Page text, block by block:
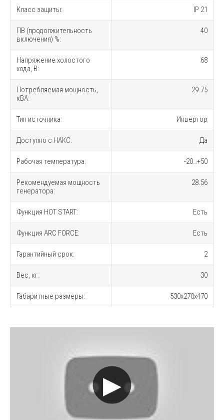
Класс защиты: IP 21
ПВ (продолжительность
включения) %:
40
Напряжение холостого
хода, В:
68
Потребляемая мощность,
кВА:
29.75
Тип источника: Инвертор
Доступно с НАКС: Да
Рабочая температура: -20…+50
Рекомендуемая мощность
генератора:
28.56
Функция HOT START: Есть
Функция ARC FORCE: Есть
Гарантийный срок: 2
Вес, кг: 30
Габаритные размеры: 530x270x470
▶